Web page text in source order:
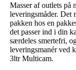
Masser af outlets på
leveringsmåder. Det
pakken hos en
det passer ind i din
særdeles smertefri,
leveringsmanér ved
3ltr Multicam.